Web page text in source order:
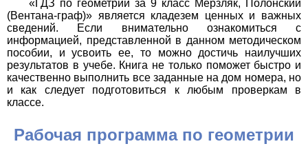
«ГДЗ по геометрии за 9 класс Мерзляк, Полонский
(Вентана-граф)» является кладезем ценных и важных
сведений. Если внимательно ознакомиться с
информацией, представленной в данном методическом
пособии, и усвоить ее, то можно достичь наилучших
результатов в учебе. Книга не только поможет быстро и
качественно выполнить все заданные на дом номера, но
и как следует подготовиться к любым проверкам в
классе.
Рабочая программа по геометрии